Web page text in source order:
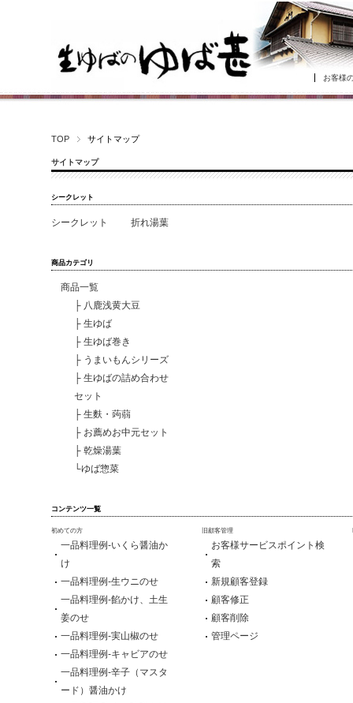
お客様
TOP サイトマップ
サイトマップ
シークレット
シークレット 折れ湯葉
商品カテゴリ
商品一覧
├ 八鹿浅黄大豆
├ 生ゆば
├ 生ゆば巻き
├ うまいもんシリーズ
├ 生ゆばの詰め合わせ
セット
├ 生麩・蒟蒻
├ お薦めお中元セット
├ 乾燥湯葉
└ゆば惣菜
コンテンツ一覧
初めての方
一品料理例-いくら醤油か
け
一品料理例-生ウニのせ
一品料理例-餡かけ、土生
姜のせ
一品料理例-実山椒のせ
一品料理例-キャビアのせ
一品料理例-辛子（マスタ
ード）醤油かけ
旧顧客管理
お客様サービスポイント検
索
新規顧客登録
顧客修正
顧客削除
管理ページ